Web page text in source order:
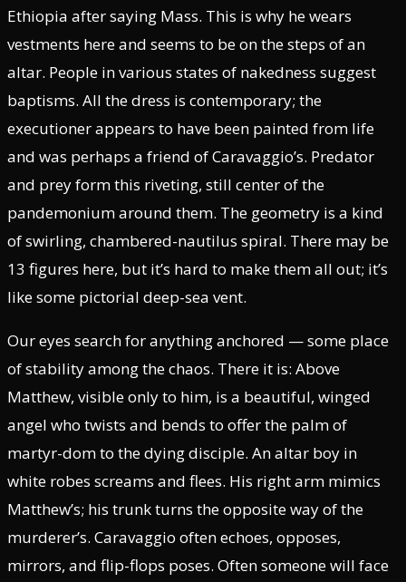
Ethiopia after saying Mass. This is why he wears
vestments here and seems to be on the steps of an
altar. People in various states of nakedness suggest
baptisms. All the dress is contemporary; the
executioner appears to have been painted from life
and was perhaps a friend of Caravaggio’s. Predator
and prey form this riveting, still center of the
pandemonium around them. The geometry is a kind
of swirling, chambered-nautilus spiral. There may be
13 figures here, but it’s hard to make them all out; it’s
like some pictorial deep-sea vent.
Our eyes search for anything anchored — some place
of stability among the chaos. There it is: Above
Matthew, visible only to him, is a beautiful, winged
angel who twists and bends to offer the palm of
martyr-dom to the dying disciple. An altar boy in
white robes screams and flees. His right arm mimics
Matthew’s; his trunk turns the opposite way of the
murderer’s. Caravaggio often echoes, opposes,
mirrors, and flip-flops poses. Often someone will face